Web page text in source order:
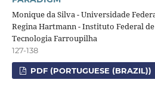
Monique da Silva - Universidade
Regina Hartmann - Instituto Federal de
Tecnologia Farroupilha
127-138
PDF (PORTUGUESE (BRAZIL))